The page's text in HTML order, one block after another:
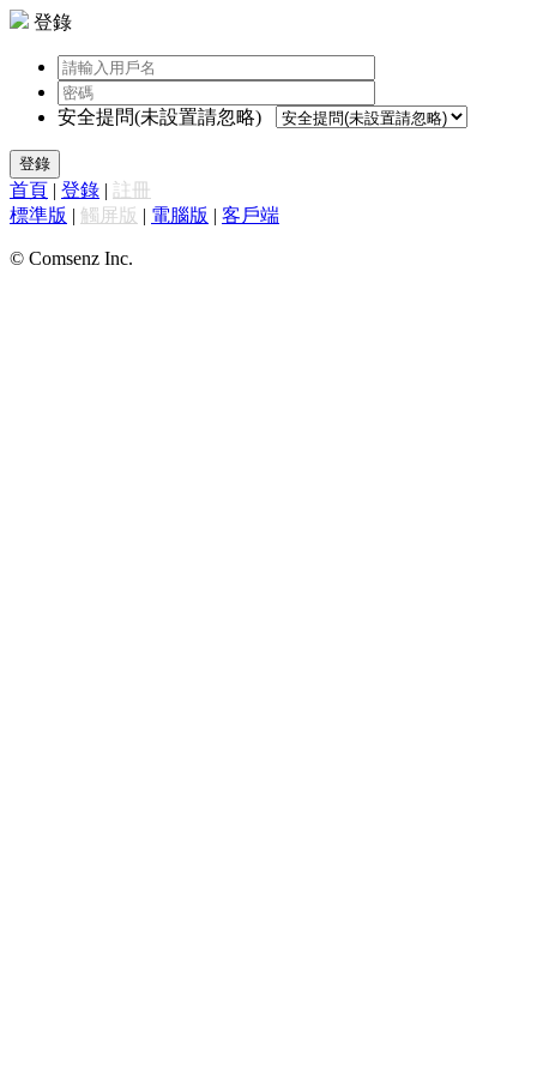
登錄
安全提問(未設置請忽略)
登錄
首頁 | 登錄 | 註冊
標準版 | 觸屏版 | 電腦版 | 客戶端
© Comsenz Inc.